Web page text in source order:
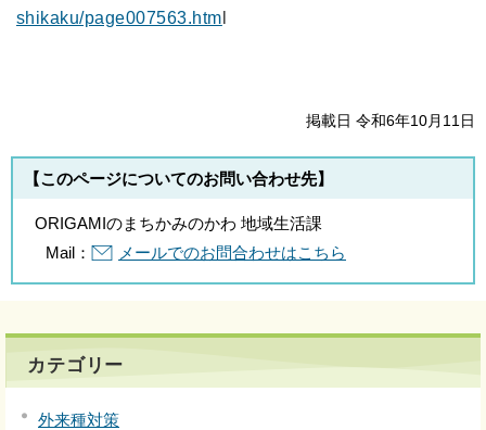
shikaku/page007563.htm
掲載日 令和6年10月11日
【このページについてのお問い合わせ先】
ORIGAMIのまちかみのかわ 地域生活課
Mail：
メールでのお問合わせはこちら
カテゴリー
外来種対策